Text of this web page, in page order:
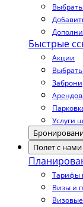
Быстрые
Акции
Услуги
Полет с нами
Тарифы
Визы и